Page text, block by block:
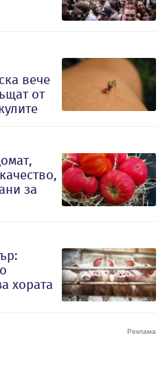
вече
от
за
хората